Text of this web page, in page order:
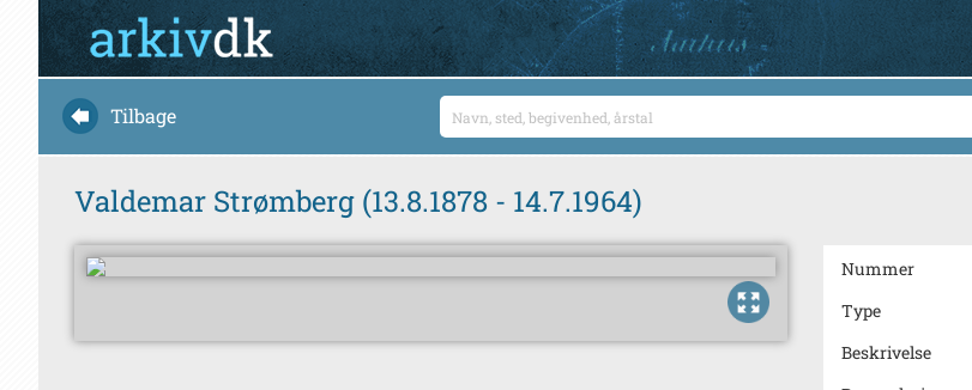
Tilbage
Valdemar Strømberg (13.8.1878 - 14.7.1964)
Nummer
Type
Beskrivelse